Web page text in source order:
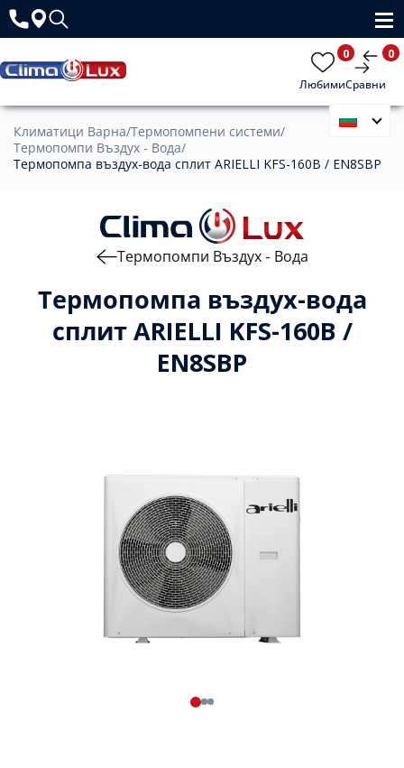
Любими
0
Сравни
0
Климатици Варна/Термопомпени системи/
Термопомпи Въздух - Вода/
Термопомпа въздух-вода сплит ARIELLI KFS-160B / EN8SBP
Термопомпа въздух-вода
сплит ARIELLI KFS-160B /
EN8SBP
Термопомпи Въздух - Вода